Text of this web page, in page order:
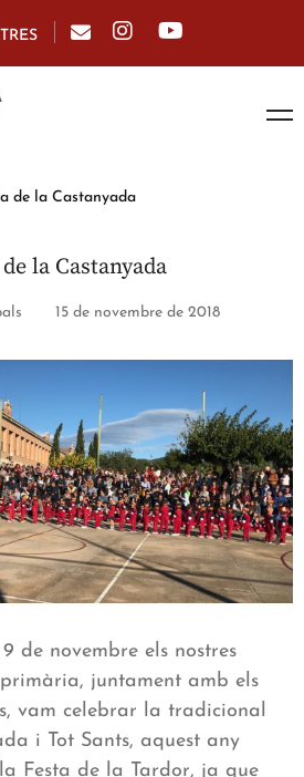
de la Castanyada
la Castanyada
15 de novembre de 2018
de novembre els nostres
juntament amb els
vam celebrar la tradicional
i Tot Sants, aquest any
Festa de la Tardor, ja que